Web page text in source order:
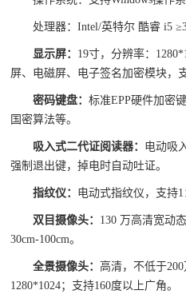
处理器：Intel/英特尔 酷睿 i5
显示屏： 19寸，分辨率：
屏、电磁屏、电子签名加密模块，
密码键盘：标准EPP硬件加密
国密算法等。
吸入式二代证阅读器： 电动吸
强制退出键，掉电时自动吐证。
指纹仪： 电动式指纹仪，支持1
双目摄像头： 130 万高清宽动
30cm-100cm。
全景摄像头：高清，不低于
1280*1024；支持160度以上广角。